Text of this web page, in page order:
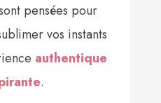
pensées pour
vos instants
authentique
.